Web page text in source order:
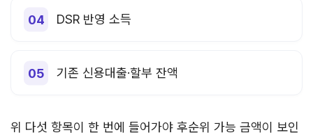
DSR 반영 소득
기존 신용대출·할부 잔액
위 다섯 항목이 한 번에 들어가야 후순위 가능 금액이 보인